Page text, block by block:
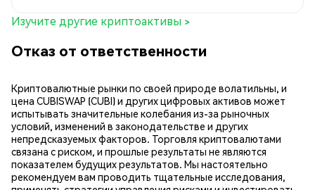
Изучите другие криптоактивы >
Отказ от ответственности
Криптовалютные рынки по своей природе волатильны, и
цена CUBISWAP (CUBI) и других цифровых активов может
испытывать значительные колебания из-за рыночных
условий, изменений в законодательстве и других
непредсказуемых факторов. Торговля криптовалютами
связана с риском, и прошлые результаты не являются
показателем будущих результатов. Мы настоятельно
рекомендуем вам проводить тщательные исследования,